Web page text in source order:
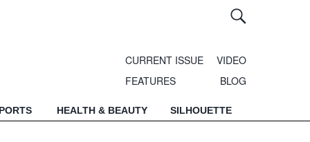
CURRENT ISSUE
VIDEO
FEATURES
BLOG
HEALTH & BEAUTY SILHOUETTE